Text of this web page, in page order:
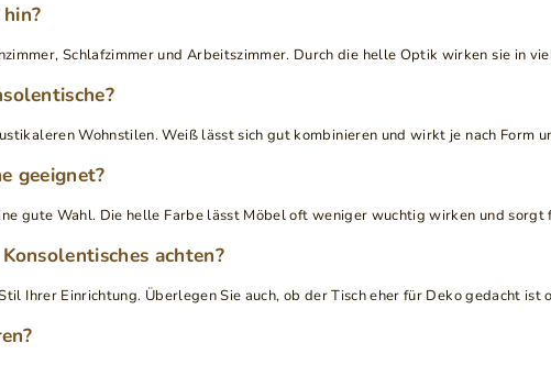
Schlafzimmer und Arbeitszimmer. Durch die helle Optik wirken sie in
Wohnstilen. Weiß lässt sich gut kombinieren und wirkt je nach Form
geeignet?
gute Wahl. Die helle Farbe lässt Möbel oft weniger wuchtig wirken und
achten?
Ihrer Einrichtung. Überlegen Sie auch, ob der Tisch eher für Deko gedacht